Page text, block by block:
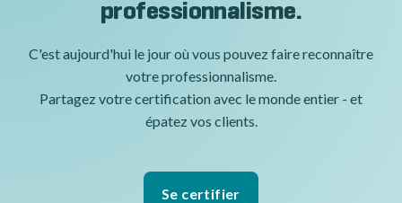
professionnalisme.
C'est aujourd'hui le jour où vous pouvez faire reconnaître
votre professionnalisme.
Partagez votre certification avec le monde entier - et
épatez vos clients.
Se certifier